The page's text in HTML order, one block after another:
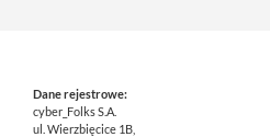
Dane rejestrowe:
cyber_Folks S.A.
ul. Wierzbięcice 1B,